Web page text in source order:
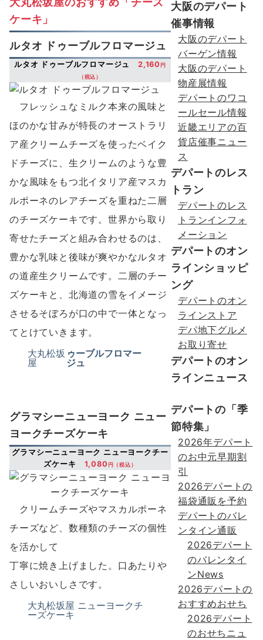
ケーキ」
ルタオ ドゥーブルフロマージュ
ルタオ ドゥーブルフロマージュ 2,160 円
（税込）
フレッシュなミルク本来の風味と
ほのかな甘みが特長のオーストラリ
ア産クリームチーズを使ったベイク
ドチーズに、生クリームのような豊
かな風味をもつ北イタリア産マスカ
ルポーネのレアチーズを重ねた二層
のチーズケーキです。世界から取り
寄せたチーズと組み合わせるのは、
豊かな乳味と後味が爽やかなルタオ
の道産生クリームです。二層のチー
ズケーキと、北海道の雪をイメージ
させるそぼろが口の中で一体となっ
てとけていきます。
大丸松坂
屋
ゥーブルフロマー
ジュ
グラマシーニューヨーク ニュー
ヨークチーズケーキ
グラマシーニューヨーク ニューヨークチー
ズケーキ
1,080 円（税込）
クリームチーズやマスカルポーネ
チーズなど、数種類のチーズの個性
を活かして
丁寧に焼き上げました。口あたりや
さしいおいしさです。
大丸松坂屋 ニューヨークチ
ーズケーキ
大阪のデパート
催事情報
大阪のデパート
バーゲン情報
大阪のデパート
物産展情報
デパートのワコ
ールセール情報
近畿エリアの百
貨店催事ニュー
ス
デパートのレス
トラン
デパートのレス
トランインフォ
メーション
デパートのオン
ラインショッピ
ング
デパートのオン
ラインストア
デパ地下グルメ
お取り寄せ
デパートのオン
ラインニュース
デパートの「季
節特集」
2026年デパート
のお中元早期割
引
2026デパートの
福袋通販を予約
デパートのバレ
ンタイン通販
2026デパート
のバレンタイ
ンNews
2026デパートの
おすすめおせち
2026デパート
のおせちニュ